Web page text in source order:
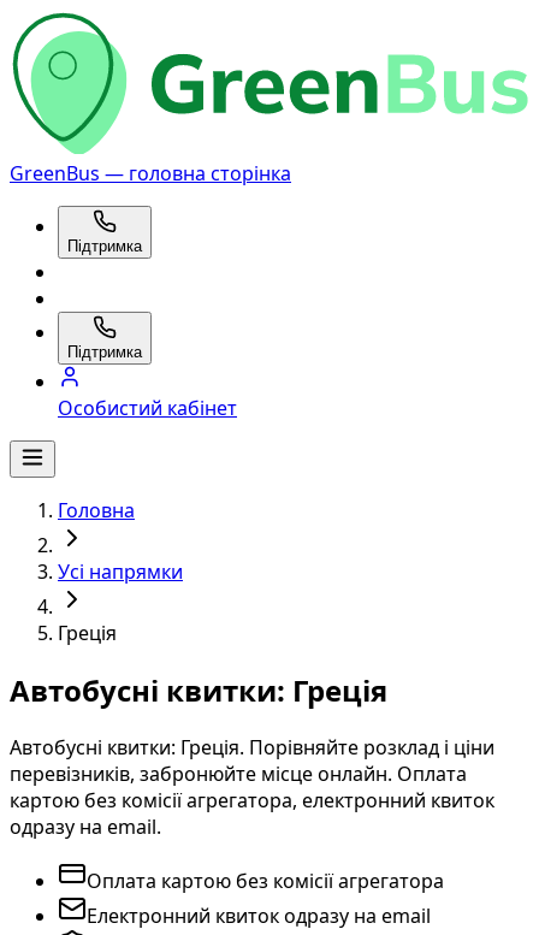
GreenBus — головна сторінка
Підтримка
Підтримка
Особистий кабінет
Головна
Усі напрямки
Греція
Автобусні квитки: Греція
Автобусні квитки: Греція. Порівняйте розклад і ціни
перевізників, забронюйте місце онлайн. Оплата
картою без комісії агрегатора, електронний квиток
одразу на email.
Оплата картою без комісії агрегатора
Електронний квиток одразу на email